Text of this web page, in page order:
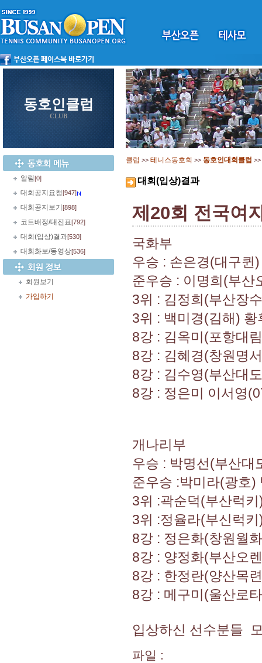
동호인클럽
CLUB
알림[0]
대회공지요청[947]
대회공지보기 [898]
코트배정/대진표[792]
대회(입상)결과[530]
대회화보/동영상[536]
회원보기
가입하기
클럽 >> 테니스동호회 >> 동호인대회클럽 >>
대회(입상)결과
제20회 전국여
국화부
우승 : 손은경(대구퀸
준우승 : 이명희(부산
3위 : 김정희(부산장
3위 : 백미경(김해)
8강 : 김옥미(포항대
8강 : 김혜경(창원명
8강 : 김수영(부산대
8강 : 정은미 이서영
개나리부
우승 : 박명선(부산대
준우승 :박미라(광호
3위 :곽순덕(부산럭
3위 :정율라(부신럭
8강 : 정은화(창원월
8강 : 양정화(부산오
8강 : 한정란(양산목
8강 : 메구미(울산로
입상하신 선수분들
파일 :